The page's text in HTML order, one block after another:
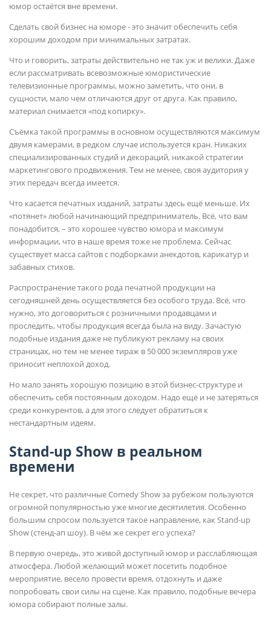
юмор остаётся вне времени.
Сделать свой бизнес на юморе - это значит обеспечить себя
хорошим доходом при минимальных затратах.
Что и говорить, затраты действительно не так уж и велики. Даже
если рассматривать всевозможные юмористические
телевизионные программы, можно заметить, что они, в
сущности, мало чем отличаются друг от друга. Как правило,
материал снимается «под копирку».
Съёмка такой программы в основном осуществляются максимум
двумя камерами, в редком случае используется кран. Никаких
специализированных студий и декораций, никакой стратегии
маркетингового продвижения. Тем не менее, своя аудитория у
этих передач всегда имеется.
Что касается печатных изданий, затраты здесь ещё меньше. Их
«потянет» любой начинающий предприниматель. Всё, что вам
понадобится, – это хорошее чувство юмора и максимум
информации, что в наше время тоже не проблема. Сейчас
существует масса сайтов с подборками анекдотов, карикатур и
забавных стихов.
Распространение такого рода печатной продукции на
сегодняшней день осуществляется без особого труда. Всё, что
нужно, это договориться с розничными продавцами и
проследить, чтобы продукция всегда была на виду. Зачастую
подобные издания даже не публикуют рекламу на своих
страницах, но тем не менее тираж в 50 000 экземпляров уже
приносит неплохой доход.
Но мало занять хорошую позицию в этой бизнес-структуре и
обеспечить себя постоянным доходом. Надо ещё и не затеряться
среди конкурентов, а для этого следует обратиться к
нестандартным идеям.
Stand-up Show в реальном
времени
Не секрет, что различные Comedy Show за рубежом пользуются
огромной популярностью уже многие десятилетия. Особенно
большим спросом пользуется такое направление, как Stand-up
Show (стенд-ап шоу). В чём же секрет его успеха?
В первую очередь, это живой доступный юмор и расслабляющая
атмосфера. Любой желающий может посетить подобное
мероприятие, весело провести время, отдохнуть и даже
попробовать свои силы на сцене. Как правило, подобные вечера
юмора собирают полные залы.